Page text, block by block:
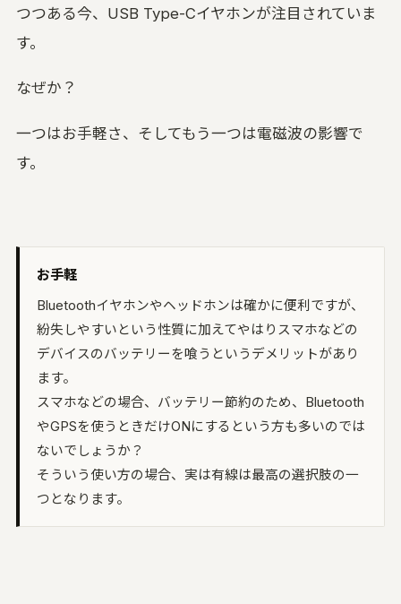
つつある今、USB Type-Cイヤホンが注目されていま
す。
なぜか？
一つはお手軽さ、そしてもう一つは電磁波の影響で
す。
お手軽
Bluetoothイヤホンやヘッドホンは確かに便利ですが、
紛失しやすいという性質に加えてやはりスマホなどの
デバイスのバッテリーを喰うというデメリットがあり
ます。
スマホなどの場合、バッテリー節約のため、Bluetooth
やGPSを使うときだけONにするという方も多いのでは
ないでしょうか？
そういう使い方の場合、実は有線は最高の選択肢の一
つとなります。